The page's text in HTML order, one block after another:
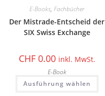
E-Books, Fachbücher
Der Mistrade-Entscheid der
SIX Swiss Exchange
CHF0.00 inkl. MwSt.
E-Book
Ausführung wählen